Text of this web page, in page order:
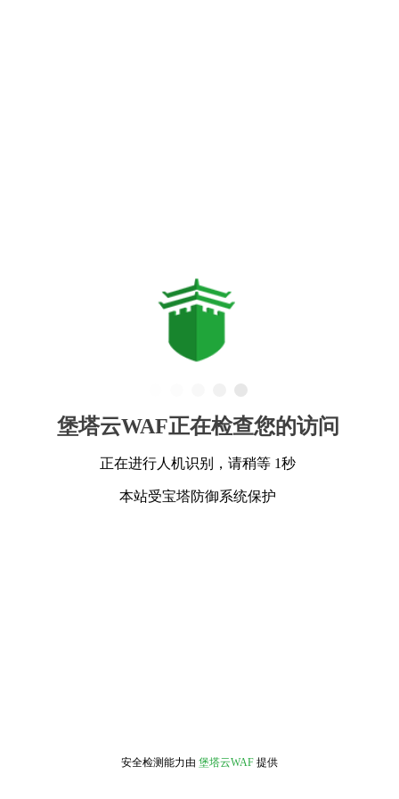
堡塔云WAF正在检查您的访问
正在进行人机识别，请稍等 1秒
本站受宝塔防御系统保护
安全检测能力由 堡塔云WAF 提供